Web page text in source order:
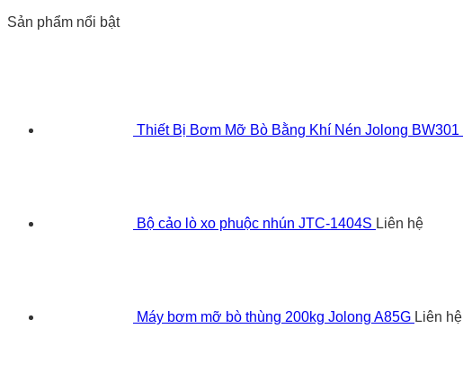
Sản phẩm nổi bật
Thiết Bị Bơm Mỡ Bò Bằng Khí Nén Jolong BW301
Bộ cảo lò xo phuộc nhún JTC-1404S Liên hệ
Máy bơm mỡ bò thùng 200kg Jolong A85G Liên hệ